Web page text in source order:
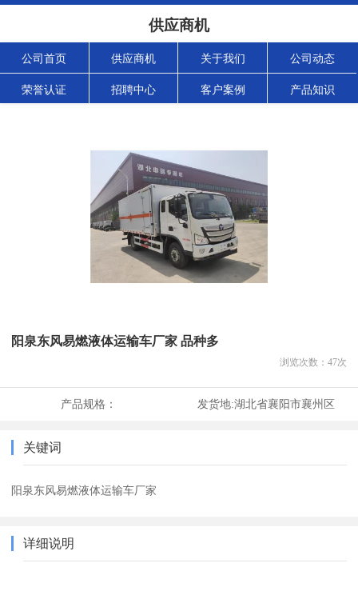
供应商机
公司首页 供应商机 关于我们 公司动态
荣誉认证 招聘中心 客户案例 产品知识
阳泉东风易燃液体运输车厂家 品种多
浏览次数： 47次
产品规格： 发货地:湖北省襄阳市襄州区
关键词
阳泉东风易燃液体运输车厂家
详细说明